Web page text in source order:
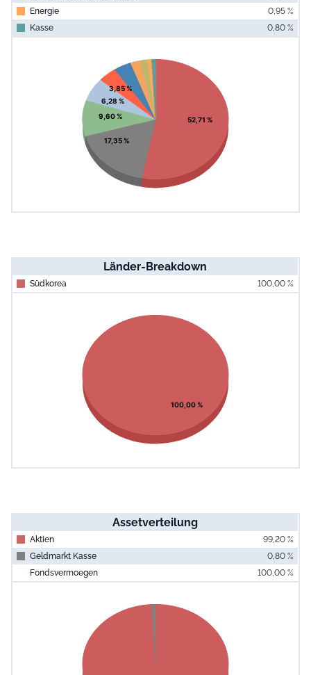
Energie
0,95 %
Kasse
0,80 %
Pie chart with 10 slices.
View as data table, Chart
52,71 %
17,35 %
9,60 %
6,28 %
3,85 %
Länder-Breakdown
Südkorea 100,00 %
Pie chart with 1 slice.
View as data table, Chart
100,00 %
Assetverteilung
Aktien
99,20 %
Geldmarkt Kasse
0,80 %
Fondsvermoegen
100,00 %
Pie chart with 2 slices.
View as data table, Chart